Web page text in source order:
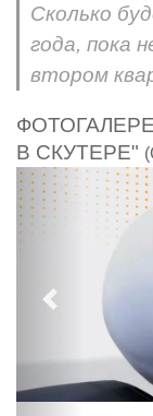
Сколько
года, пока
втором
В СКУТЕРЕ"
Предыдущий